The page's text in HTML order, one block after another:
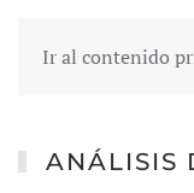
Ir al contenido
ANÁLISIS